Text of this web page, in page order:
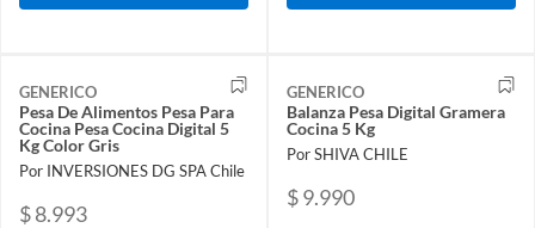
GENERICO
Pesa De Alimentos Pesa Para
Cocina Pesa Cocina Digital 5
Kg Color Gris
Por INVERSIONES DG SPA Chile
$ 8.993
GENERICO
Balanza Pesa Digital Gramera
Cocina 5 Kg
Por SHIVA CHILE
$ 9.990